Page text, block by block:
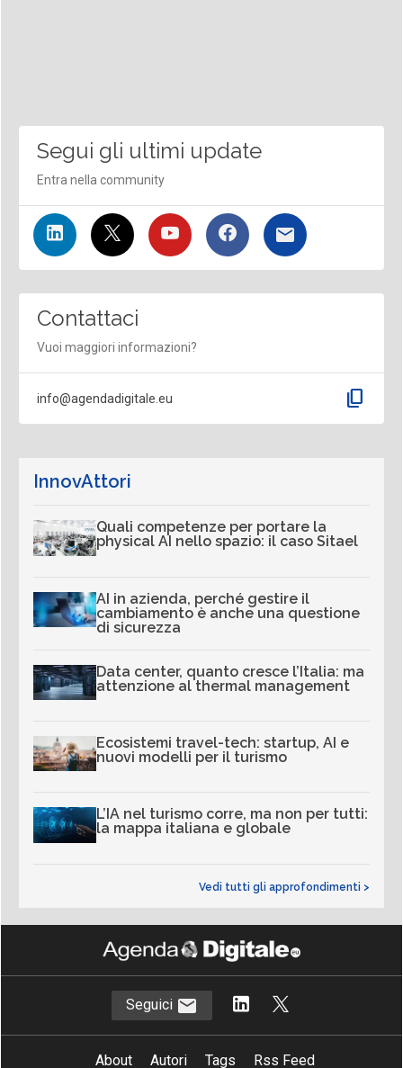
Segui gli ultimi update
Entra nella community
Contattaci
Vuoi maggiori informazioni?
info@agendadigitale.eu content_copy
InnovAttori
Quali competenze per portare la
physical AI nello spazio: il caso Sitael
AI in azienda, perché gestire il
cambiamento è anche una questione
di sicurezza
Data center, quanto cresce l’Italia: ma
attenzione al thermal management
Ecosistemi travel-tech: startup, AI e
nuovi modelli per il turismo
L’IA nel turismo corre, ma non per tutti:
la mappa italiana e globale
Vedi tutti gli approfondimenti >
Seguici
About Autori Tags
Rss Feed